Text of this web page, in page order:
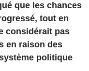
que les chances
tout en
considérait pas
en raison des
politique